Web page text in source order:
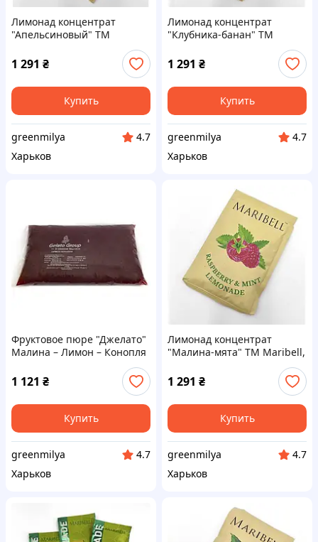
Лимонад концентрат
"Апельсиновый" ТМ
Maribell, 50г – 50 шт. Код/
Артикул л222908ёё
1 291 ₴
Купить
greenmilya
4.7
Харьков
Лимонад концентрат
"Клубника-банан" ТМ
Maribell, 50г - 50 шт. Код/
Артикул л222901ёё
1 291 ₴
Купить
greenmilya
4.7
Харьков
Фруктовое пюре "Джелато"
Малина – Лимон – Конопля
фпд-0006ёё
1 121 ₴
Купить
greenmilya
4.7
Харьков
Лимонад концентрат
"Малина-мята" ТМ Maribell,
50г – 50 шт. Код/Артикул
л222905ёё
1 291 ₴
Купить
greenmilya
4.7
Харьков